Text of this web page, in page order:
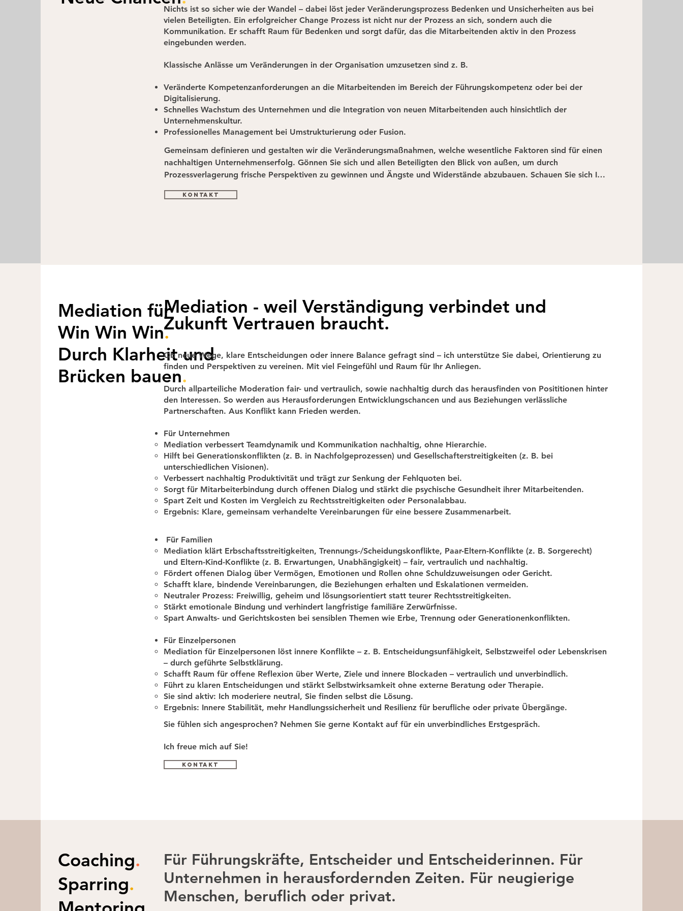
Nichts ist so sicher wie der Wandel – dabei löst jeder Veränderungsprozess Bedenken und Unsicherheiten aus bei
vielen Beteiligten. Ein erfolgreicher Change Prozess ist nicht nur der Prozess an sich, sondern auch die
Kommunikation. Er schafft Raum für Bedenken und sorgt dafür, das die Mitarbeitenden aktiv in den Prozess
eingebunden werden.
Klassische Anlässe um Veränderungen in der Organisation umzusetzen sind z. B.
Veränderte Kompetenzanforderungen an die Mitarbeitenden im Bereich der Führungskompetenz oder bei der
Digitalisierung.
Schnelles Wachstum des Unternehmen und die Integration von neuen Mitarbeitenden auch hinsichtlich der
Unternehmenskultur.
Professionelles Management bei Umstrukturierung oder Fusion.
Gemeinsam definieren und gestalten wir die Veränderungsmaßnahmen, welche wesentliche Faktoren sind für einen
nachhaltigen Unternehmenserfolg. Gönnen Sie sich und allen Beteiligten den Blick von außen, um durch
Prozessverlagerung frische Perspektiven zu gewinnen und Ängste und Widerstände abzubauen. Schauen Sie sich Ihr
Prozessverlagerung frische Perspektiven zu gewinnen und Ängste und Widerstände abzubauen. Der Blick aus der
Kontakt
Mediation für
Win Win Win.
Durch Klarheit und
Brücken bauen.
Mediation - weil Verständigung verbindet und
Zukunft Vertrauen braucht.
Ob neue Wege, klare Entscheidungen oder innere Balance gefragt sind – ich unterstütze Sie dabei, Orientierung zu
finden und Perspektiven zu vereinen. Mit viel Feingefühl und Raum für Ihr Anliegen.
Durch allparteiliche Moderation fair- und vertraulich, sowie nachhaltig durch das herausfinden von Posititionen hinter
den Interessen. So werden aus Herausforderungen Entwicklungschancen und aus Beziehungen verlässliche
Partnerschaften. Aus Konflikt kann Frieden werden.
Für Unternehmen
Mediationverbessert Teamdynamik und Kommunikation nachhaltig, ohne Hierarchie.
Hilft bei Generationskonflikten (z. B. in Nachfolgeprozessen) und Gesellschafterstreitigkeiten (z. B. bei
unterschiedlichen Visionen).
Verbessert nachhaltig Produktivität und trägt zur Senkung der Fehlquoten bei.
Sorgt für Mitarbeiterbindung durch offenen Dialog und stärkt die psychische Gesundheit ihrer Mitarbeitenden.
Spart Zeit und Kosten im Vergleich zu Rechtsstreitigkeiten oder Personalabbau.
Ergebnis: Klare, gemeinsam verhandelte Vereinbarungen für eine bessere Zusammenarbeit.
Für Familien
Mediation klärt Erbschaftsstreitigkeiten, Trennungs-/Scheidungskonflikte, Paar-Eltern-Konflikte (z. B. Sorgerecht)
und Eltern-Kind-Konflikte (z. B. Erwartungen, Unabhängigkeit) – fair, vertraulich und nachhaltig.
Fördert offenen Dialog über Vermögen, Emotionen und Rollen ohne Schuldzuweisungen oder Gericht.
Schafft klare, bindende Vereinbarungen, die Beziehungen erhalten und Eskalationen vermeiden.
Neutraler Prozess: Freiwillig, geheim und lösungsorientiert statt teurer Rechtsstreitigkeiten.
Stärkt emotionale Bindung und verhindert langfristige familiäre Zerwürfnisse.
Spart Anwalts- und Gerichtskosten bei sensiblen Themen wie Erbe, Trennung oder Generationenkonflikten.
Für Einzelpersonen
Mediation für Einzelpersonen löst innere Konflikte – z. B. Entscheidungsunfähigkeit, Selbstzweifel oder Lebenskrisen
– durch geführte Selbstklärung.
Schafft Raum für offene Reflexion über Werte, Ziele und innere Blockaden – vertraulich und unverbindlich.
Führt zu klaren Entscheidungen und stärkt Selbstwirksamkeit ohne externe Beratung oder Therapie.
Sie sind aktiv: Ich moderiere neutral, Sie finden selbst die Lösung.
Ergebnis: Innere Stabilität, mehr Handlungssicherheit und Resilienz für berufliche oder private Übergänge.
Sie fühlen sich angesprochen? Nehmen Sie gerne Kontakt auf für ein unverbindliches Erstgespräch.
Ich freue mich auf Sie!
Kontakt
Coaching.
Sparring.
Für Führungskräfte, Entscheider und Entscheiderinnen. Für
Unternehmen in herausfordernden Zeiten. Für neugierige
Menschen, beruflich oder privat.